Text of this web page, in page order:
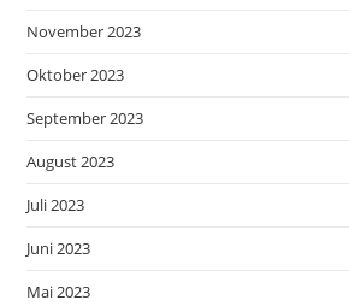
November 2023
Oktober 2023
September 2023
August 2023
Juli 2023
Juni 2023
Mai 2023